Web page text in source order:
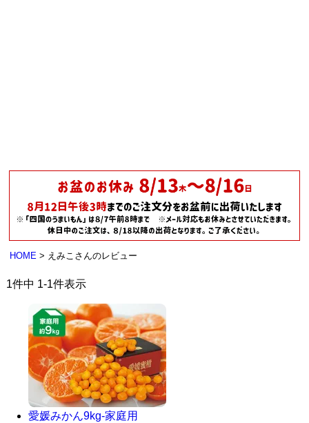
HOME えみこさんのレビュー
1件中 1-1件表示
愛媛みかん9kg-家庭用